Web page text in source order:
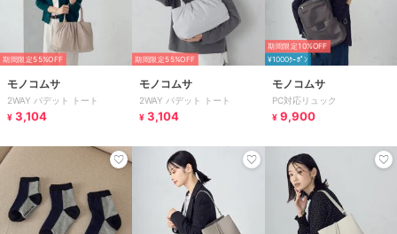
期間限定55%OFF
モノコムサ
2WAY パデット トート
¥ 3,104
期間限定55%OFF
モノコムサ
2WAY パデット トート
¥ 3,104
期間限定10%OFF
¥1000ｸｰﾎﾟﾝ
モノコムサ
PC対応リュック
¥ 9,900